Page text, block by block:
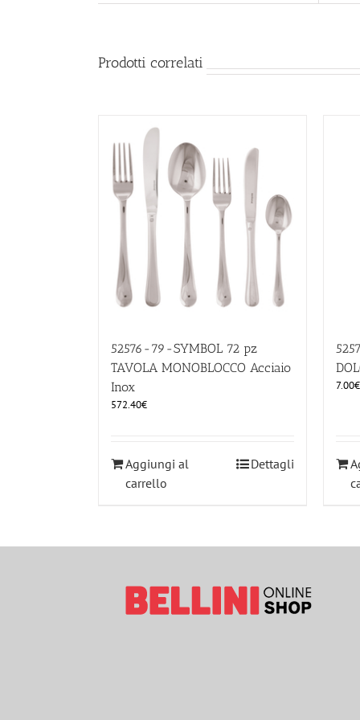
Prodotti correlati
52576-79-SYMBOL 72 pz
TAVOLA MONOBLOCCO Acciaio
Inox
572.40€
Aggiungi al
carrello
Dettagli
7.00€